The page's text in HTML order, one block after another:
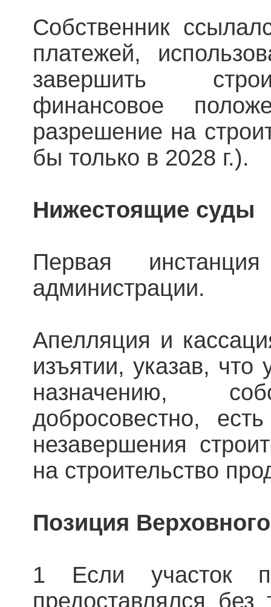
Собственник
платежей,
завершить
финансовое
разрешение на
бы только в 2028 г.).
Нижестоящие суды
Первая
администрации.
Апелляция и
изъятии, указав, что
назначению,
добросовестно,
незавершения
на строительство
Позиция
1 Если участок
предоставлялся